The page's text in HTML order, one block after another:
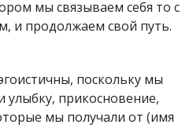
мы связываем себя то с
и продолжаем свой путь.
поскольку мы
улыбку, прикосновение,
мы получали oт (имя